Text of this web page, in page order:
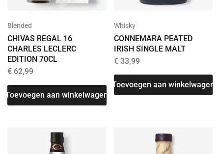
Blended
CHIVAS REGAL 16
CHARLES LECLERC
EDITION 70CL
€ 62,99
Toevoegen aan winkelwagen
Whisky
CONNEMARA PEATED
IRISH SINGLE MALT
€33,99
Toevoegen aan winkelwagen